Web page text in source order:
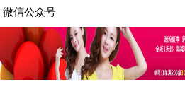
微信公众号